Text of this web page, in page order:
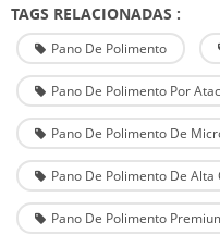
TAGS RELACIONADAS :
Pano De Polimento
Pano De Polimento Por
Pano De Polimento De
Pano De Polimento De Alta
Pano De Polimento